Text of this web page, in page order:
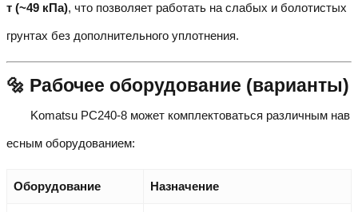
т (~49 кПа), что позволяет работать на слабых и болотистых
грунтах без дополнительного уплотнения.
🔩 Рабочее оборудование (варианты)
Komatsu PC240-8 может комплектоваться различным нав
есным оборудованием:
Оборудование Назначение